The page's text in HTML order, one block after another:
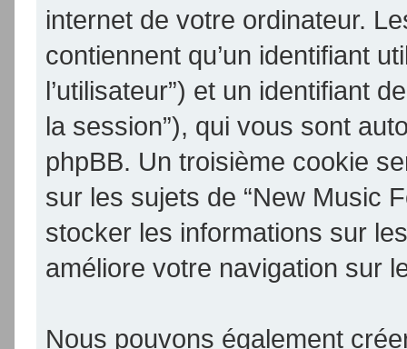
internet de votre ordinateur.
contiennent qu’un identifiant
l’utilisateur”) et un identifiant
la session”), qui vous sont
phpBB. Un troisième cookie
sur les sujets de “New Music
stocker les informations sur
améliore votre navigation sur
Nous pouvons également